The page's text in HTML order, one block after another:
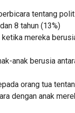
tentang
8 tahun (13%)
mereka
anak berusia
orang tua
dengan anak